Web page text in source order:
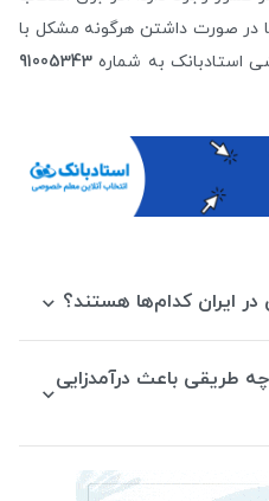
یا در صورت داشتن هرگونه مشکل با
استادبانک به شماره 91005343
ایران کدام‌ها هستند؟
چه طریقی باعث درآمدزایی